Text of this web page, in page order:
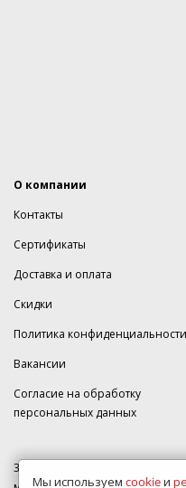
О компании
Контакты
Сертификаты
Доставка и оплата
Скидки
Политика конфиденциальности
Вакансии
Согласие на обработку
персональных данных
350005, г. Краснодар,
Мы используем cookieи